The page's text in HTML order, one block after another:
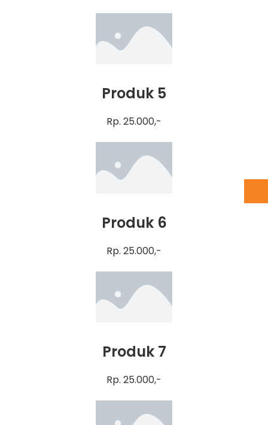
Produk 5
Rp. 25.000,-
Produk 6
Rp. 25.000,-
Produk 7
Rp. 25.000,-